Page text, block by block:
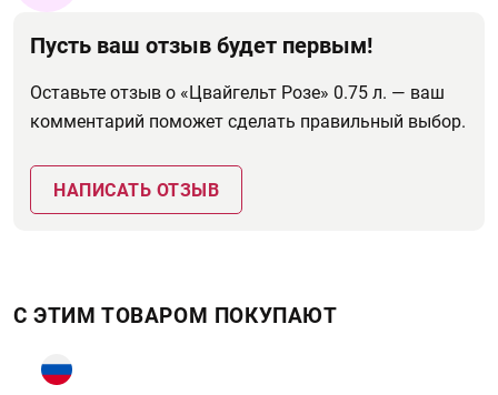
Пусть ваш отзыв будет первым!
Оставьте отзыв о «Цвайгельт Розе» 0.75 л. — ваш
комментарий поможет сделать правильный выбор.
НАПИСАТЬ ОТЗЫВ
С ЭТИМ ТОВАРОМ ПОКУПАЮТ